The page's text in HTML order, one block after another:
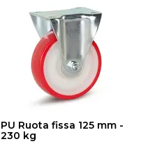
PU Ruota fissa 125 mm -
230 kg